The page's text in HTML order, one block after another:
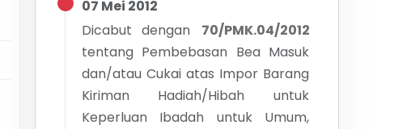
07 Mei 2012
Dicabut dengan
70/PMK.04/2012
tentang Pembebasan Bea Masuk
dan/atau Cukai atas Impor Barang
Kiriman Hadiah/Hibah untuk
Keperluan Ibadah untuk Umum,